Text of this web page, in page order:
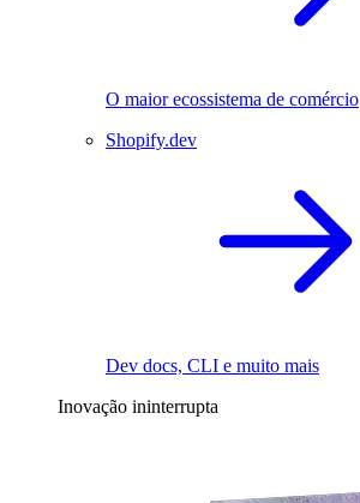
O maior ecossistema de comércio
Shopify.dev
Dev docs, CLI e muito mais
Inovação ininterrupta